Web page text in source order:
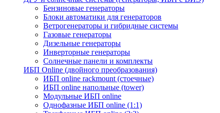
Бензиновые генераторы
Блоки автоматики для генераторов
Ветрогенераторы и гибридные системы
Газовые генераторы
Дизельные генераторы
Инверторные генераторы
Солнечные панели и комплекты
ИБП Online (двойного преобразования)
ИБП online rackmount (стоечные)
ИБП online напольные (tower)
Модульные ИБП online
Однофазные ИБП online (1:1)